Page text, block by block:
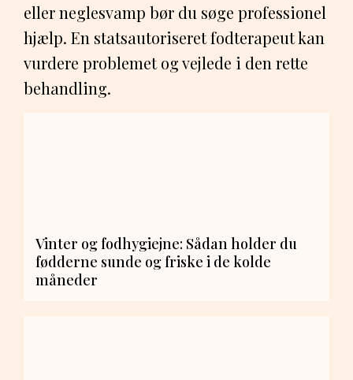
eller neglesvamp bør du søge professionel
hjælp. En statsautoriseret fodterapeut kan
vurdere problemet og vejlede i den rette
behandling.
Vinter og fodhygiejne: Sådan holder du
fødderne sunde og friske i de kolde
måneder